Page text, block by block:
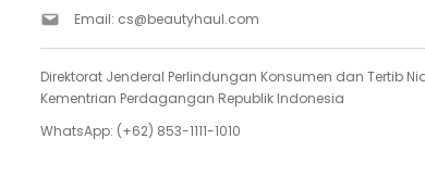
Email: cs@beautyhaul.com
Direktorat Jenderal Perlindungan Konsumen dan Tertib
Kementrian Perdagangan Republik Indonesia
WhatsApp: (+62) 853-1111-1010